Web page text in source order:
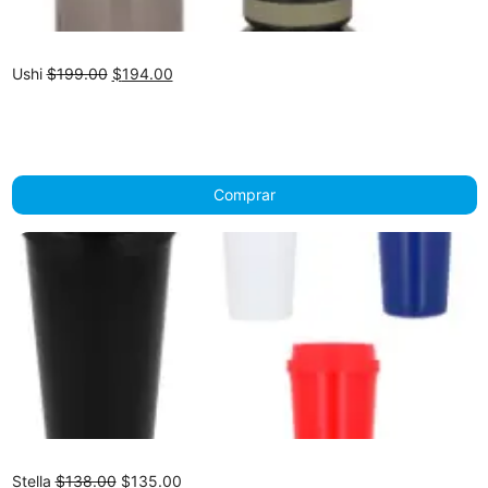
Ushi$199.00 Original
$194.00Current
Comprar
Stella$138.00 Original
$135.00Current